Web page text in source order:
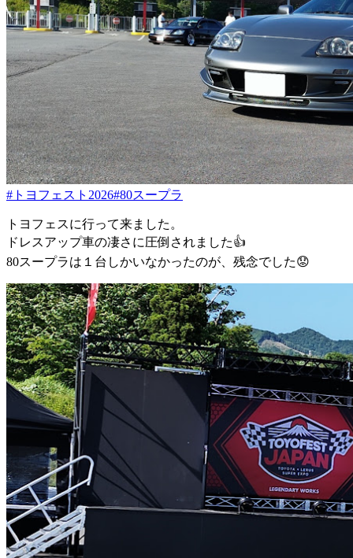
#トヨフェスト2026#80スープラ
トヨフェスに行って来ました。
ドレスアップ車の凄さに圧倒されました👍
80スープラは１台しかいなかったのが、残念でした😟